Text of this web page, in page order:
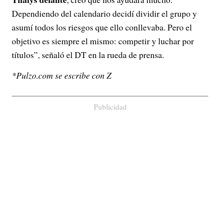
Dependiendo del calendario decidí dividir el grupo y
asumí todos los riesgos que ello conllevaba. Pero el
objetivo es siempre el mismo: competir y luchar por
títulos”, señaló el DT en la rueda de prensa.
*Pulzo.com se escribe con Z
Publicidad